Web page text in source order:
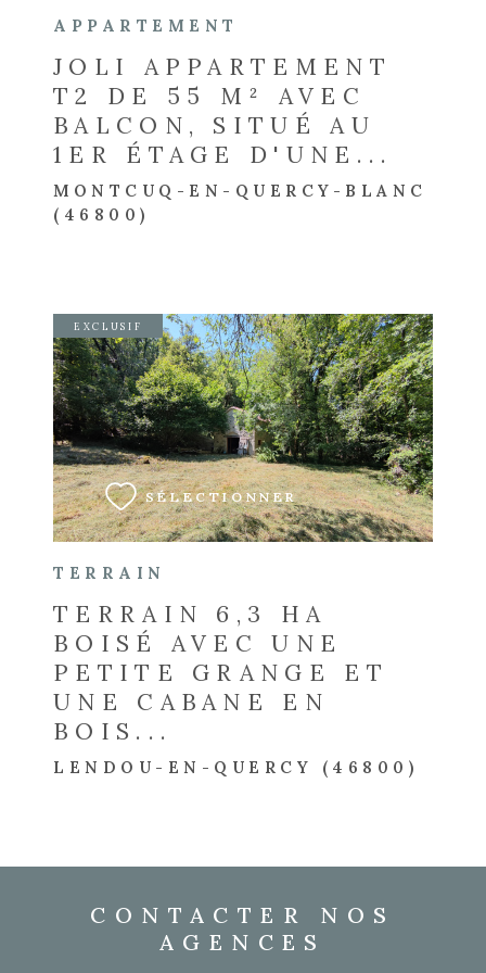
APPARTEMENT
JOLI APPARTEMENT
T2 DE 55 M² AVEC
BALCON, SITUÉ AU
1ER ÉTAGE D'UNE...
MONTCUQ-EN-QUERCY-BLANC
(46800)
TERRAIN
TERRAIN 6,3 HA
BOISÉ AVEC UNE
PETITE GRANGE ET
UNE CABANE EN
BOIS...
LENDOU-EN-QUERCY (46800)
EXCLUSIF
SÉLECTIONNER
VOIR LE BIEN
CONTACTER NOS
AGENCES